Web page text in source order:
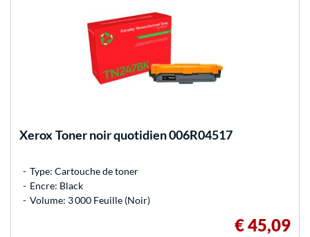
XeroxToner noir quotidien 006R04517
Type: Cartouche de toner
Encre: Black
Volume: 3 000 Feuille (Noir)
€ 45,09